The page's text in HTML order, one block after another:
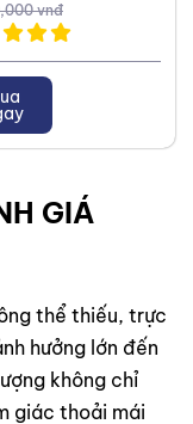
vnđ
GIÁ
thể thiếu, trực
hưởng lớn đến
không chỉ
giác thoải mái